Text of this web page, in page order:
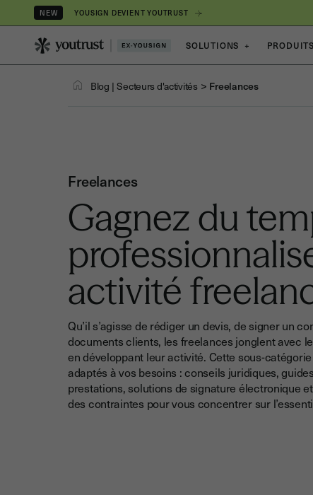
NEW YOUSIGN DEVIENT YOUTRUST
SOLUTIONS + PRODUITS
Blog | Secteurs d'activités > Freelances
Freelances
Gagnez du
activité
Qu’il s’agisse de rédiger un devis, de signer un
documents clients, les freelances jonglent avec
en développant leur activité. Cette sous-
adaptés à vos besoins : conseils juridiques,
prestations, solutions de signature électronique
des contraintes pour vous concentrer sur